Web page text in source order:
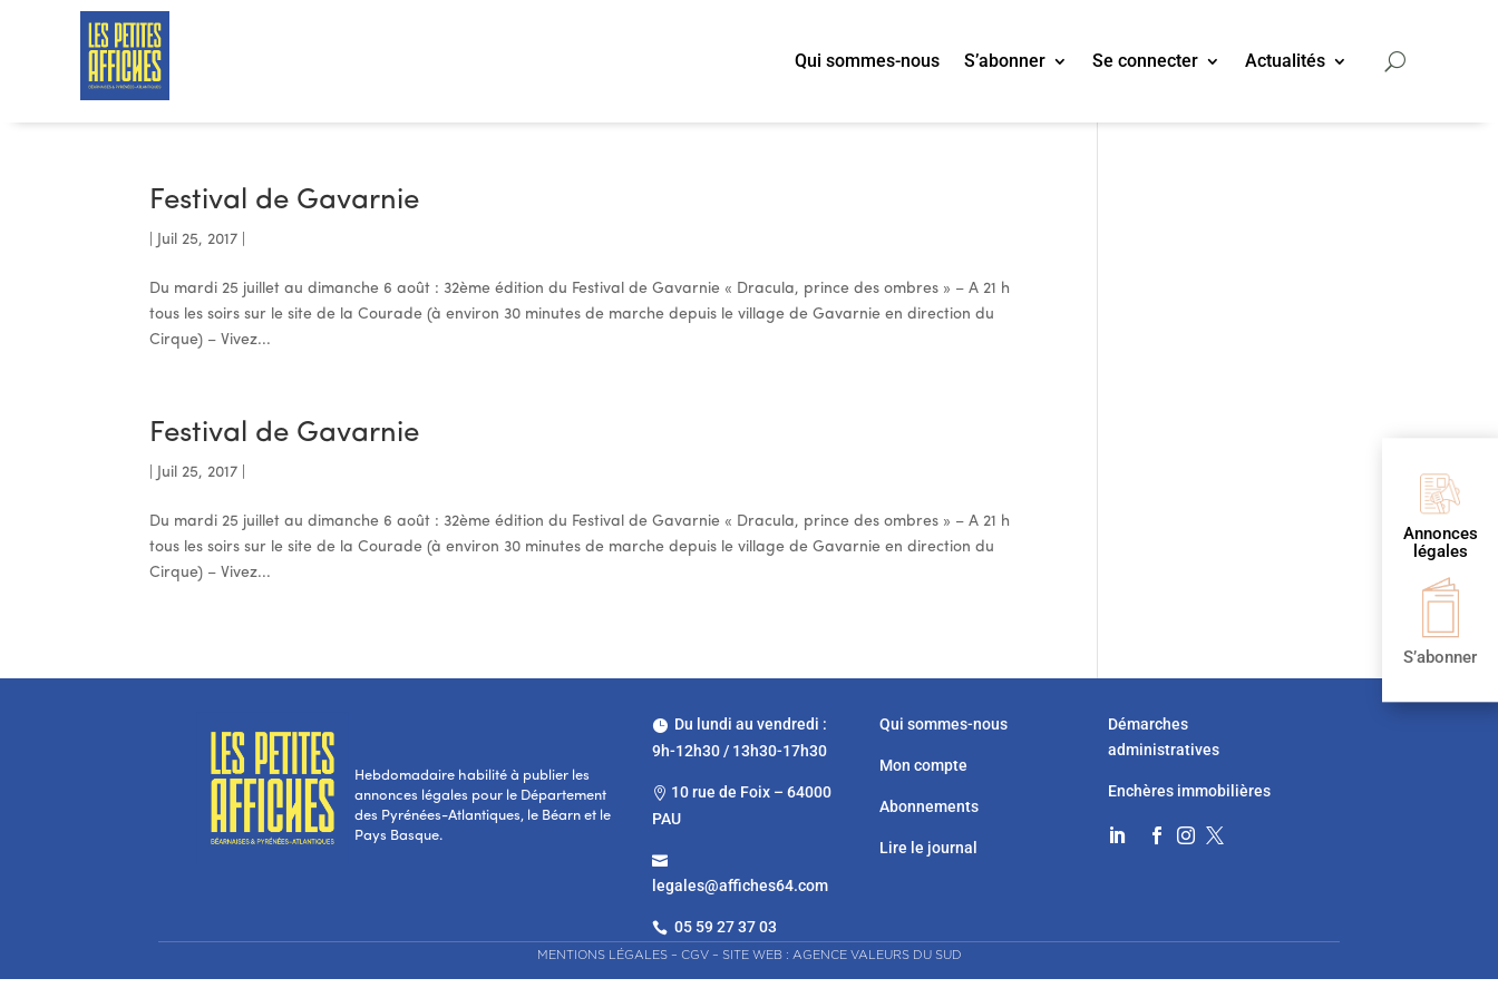
Qui sommes-nous S’abonner Se connecter Actualités
Annonces
légales
S’abonner
Festival de Gavarnie
Juil 25, 2017
Du mardi 25 juillet au dimanche 6 août : 32ème édition du Festival de Gavarnie « Dracula, prince des ombres » – A 21 h
tous les soirs sur le site de la Courade (à environ 30 minutes de marche depuis le village de Gavarnie en direction du
Cirque) – Vivez...
Festival de Gavarnie
Juil 25, 2017
Du mardi 25 juillet au dimanche 6 août : 32ème édition du Festival de Gavarnie « Dracula, prince des ombres » – A 21 h
tous les soirs sur le site de la Courade (à environ 30 minutes de marche depuis le village de Gavarnie en direction du
Cirque) – Vivez...
Hebdomadaire habilité à publier les
annonces légales pour le Département
des Pyrénées-Atlantiques, le Béarn et le
Pays Basque.
Du lundi au vendredi :
9h-12h30 / 13h30-17h30
 10 rue de Foix – 64000
PAU

legales@affiches64.com
 05 59 27 37 03
Qui sommes-nous
Mon compte
Abonnements
Lire le journal
Démarches
administratives
Enchères immobilières
   
MENTIONS LÉGALES– CGV– SITE WEB : AGENCE VALEURS DU SUD